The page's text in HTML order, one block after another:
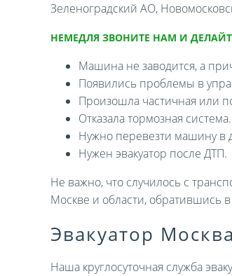
Зеленоградский АО,
НЕМЕДЛЯ ЗВОНИТЕ НАМ И
Машина не заводится, а
Появились проблемы в
Произошла частичная или
Отказала тормозная система.
Нужно перевезти машину в
Нужен эвакуатор после ДТП.
Не важно, что случилось с
Москве и области, обратившись
Эвакуатор
Наша круглосуточная служба